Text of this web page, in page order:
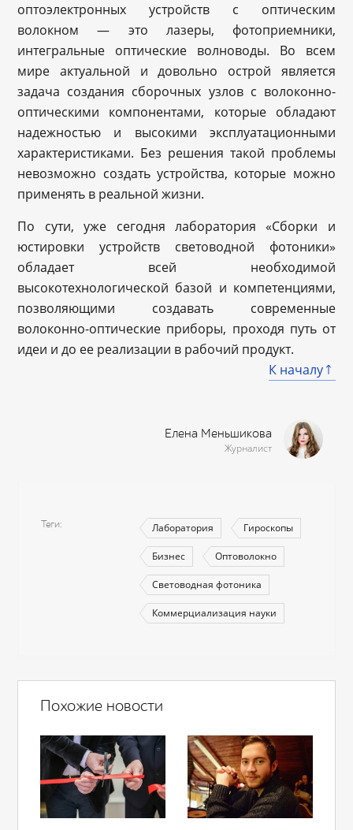
оптоэлектронных устройств с оптическим
волокном — это лазеры, фотоприемники,
интегральные оптические волноводы. Во всем
мире актуальной и довольно острой является
задача создания сборочных узлов с волоконно-
оптическими компонентами, которые обладают
надежностью и высокими эксплуатационными
характеристиками. Без решения такой проблемы
невозможно создать устройства, которые можно
применять в реальной жизни.
По сути, уже сегодня лаборатория «Сборки и
юстировки устройств световодной фотоники»
обладает всей необходимой
высокотехнологической базой и компетенциями,
позволяющими создавать современные
волоконно-оптические приборы, проходя путь от
идеи и до ее реализации в рабочий продукт.
К началу
Елена Меньшикова
Журналист
Теги Лаборатория Гироскопы
Бизнес Оптоволокно
Световодная фотоника
Коммерциализация науки
Похожие новости